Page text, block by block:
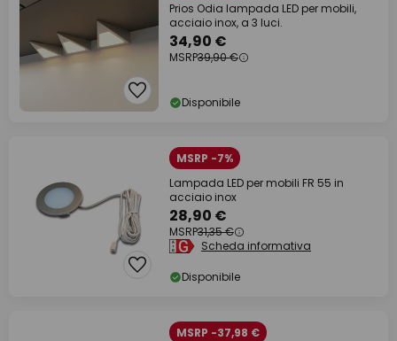
Prios Odia lampada LED per mobili,
acciaio inox, a 3 luci.
34,90 €
MSRP39,90 €
Disponibile
MSRP -7%
Lampada LED per mobili FR 55 in
acciaio inox
28,90 €
MSRP31,35 €
Scheda informativa
Disponibile
MSRP -37,98 €